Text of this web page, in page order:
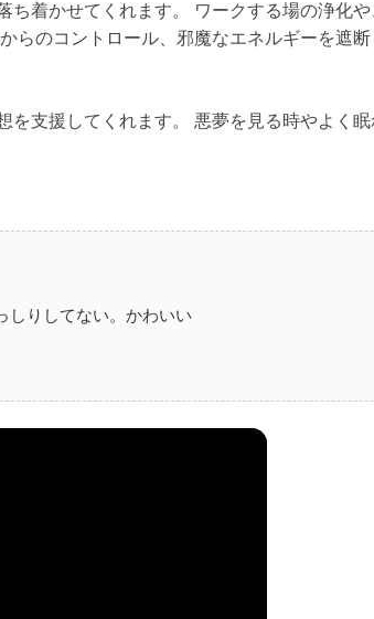
ち着かせてくれます。 ワークする場の浄化
らのコントロール、邪魔なエネルギーを遮
を支援してくれます。 悪夢を見る時やよく
りしてない。かわいい